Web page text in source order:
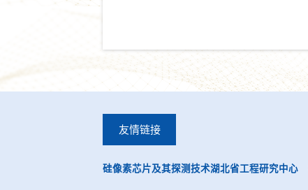
友情链接
硅像素芯片及其探测技术湖北省工程研究中心